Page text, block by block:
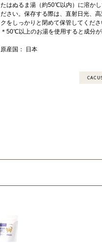
たはぬるま湯（約50℃以内）に溶かし
ださい。保存する際は、直射日光、
クをしっかりと閉めて保管してくださ
＊50℃以上のお湯を使用すると成分が
原産国： 日本